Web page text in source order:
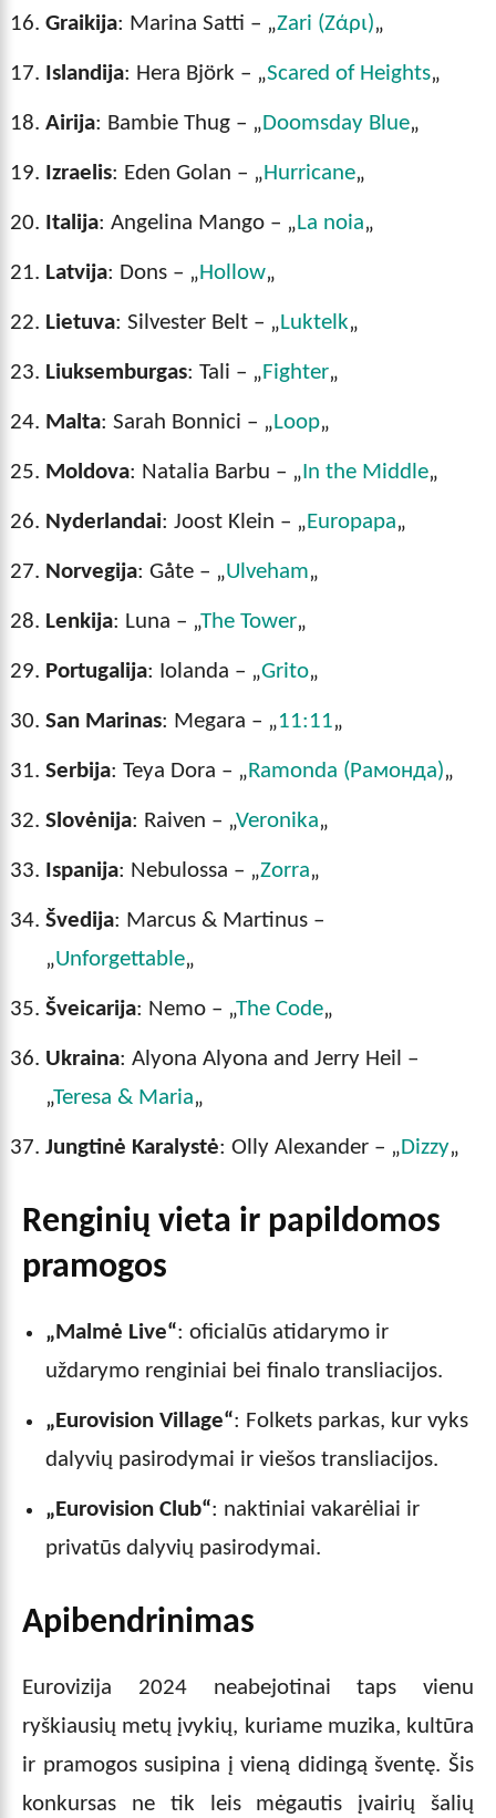
Graikija: Marina Satti – „Zari (Ζάρι)„
Islandija: Hera Björk – „Scared of Heights„
Airija: Bambie Thug – „Doomsday Blue„
Izraelis: Eden Golan – „Hurricane„
Italija: Angelina Mango – „La noia„
Latvija: Dons – „Hollow„
Lietuva: Silvester Belt – „Luktelk„
Liuksemburgas: Tali – „Fighter„
Malta: Sarah Bonnici – „Loop„
Moldova: Natalia Barbu – „ In the Middle„
Nyderlandai: Joost Klein – „Europapa„
Norvegija: Gåte – „Ulveham„
Lenkija: Luna – „The Tower„
Portugalija: Iolanda – „Grito„
San Marinas: Megara – „11:11„
Serbija: Teya Dora – „Ramonda (Рамонда)„
Slovėnija: Raiven – „Veronika„
Ispanija: Nebulossa – „Zorra„
Švedija: Marcus & Martinus –
„Unforgettable„
Šveicarija: Nemo – „The Code„
Ukraina: Alyona Alyona and Jerry Heil –
„Teresa & Maria„
Jungtinė Karalystė: Olly Alexander – „Dizzy„
Renginių vieta ir papildomos
pramogos
„Malmė Live“: oficialūs atidarymo ir
uždarymo renginiai bei finalo transliacijos.
„Eurovision Village“: Folkets parkas, kur vyks
dalyvių pasirodymai ir viešos transliacijos.
„Eurovision Club“: naktiniai vakarėliai ir
privatūs dalyvių pasirodymai.
Apibendrinimas
Eurovizija 2024 neabejotinai taps vienu
ryškiausių metų įvykių, kuriame muzika, kultūra
ir pramogos susipina į vieną didingą šventę. Šis
konkursas ne tik leis mėgautis įvairių šalių